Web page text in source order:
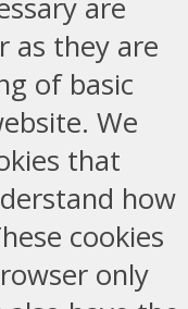
are
as they are
of basic
We
that
how
cookies
only